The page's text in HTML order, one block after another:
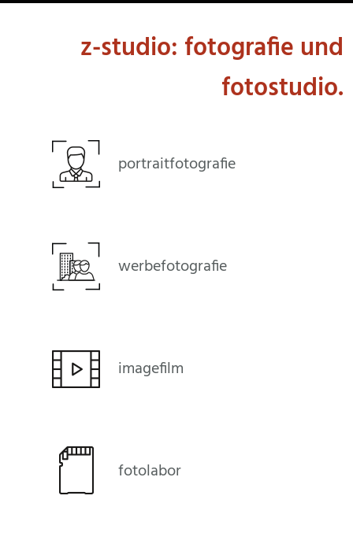
shop
café
z-studio: fotografie und
fotostudio.
portraitfotografie
werbefotografie
imagefilm
fotolabor